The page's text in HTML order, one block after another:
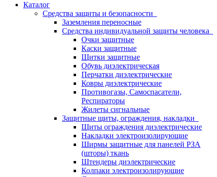
Каталог
Средства защиты и безопасности
Заземления переносные
Средства индивидуальной защиты человека
Очки защитные
Каски защитные
Щитки защитные
Обувь диэлектрическая
Перчатки диэлектрические
Ковры диэлектрические
Противогазы, Самоспасатели,
Респираторы
Жилеты сигнальные
Защитные щиты, ограждения, накладки
Щиты ограждения диэлектрические
Накладки электроизолирующие
Ширмы защитные для панелей РЗА
(шторы) ткань
Штендеры диэлектрические
Колпаки электроизолирующие